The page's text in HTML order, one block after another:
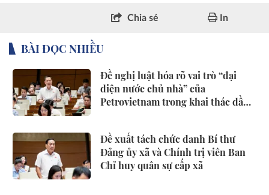
Chia sẻ In
BÀI ĐỌC NHIỀU
Đề nghị luật hóa rõ vai trò “đại
diện nước chủ nhà” của
Petrovietnam trong khai thác dầu
Đề xuất tách chức danh Bí thư
Đảng ủy xã và Chính trị viên Ban
Chỉ huy quân sự cấp xã